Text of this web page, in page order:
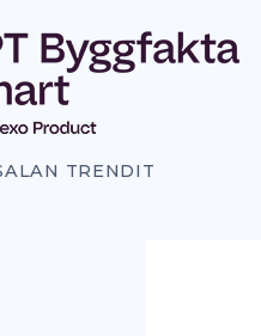
TRENDIT